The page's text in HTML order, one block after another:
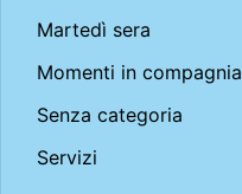
Martedì sera
Momenti in compagnia
Senza categoria
Servizi